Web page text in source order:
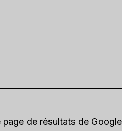
de résultats de